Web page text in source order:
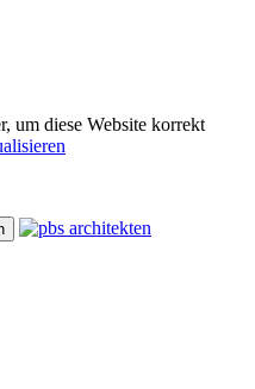
um diese Website korrekt